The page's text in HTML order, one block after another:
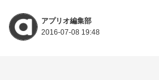
アプリオ編集部
2016-07-08 19:48